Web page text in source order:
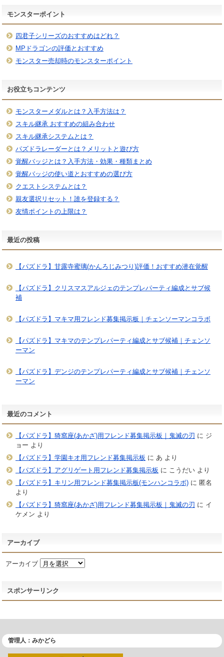
モンスターポイント
四君子シリーズのおすすめはどれ？
MPドラゴンの評価とおすすめ
モンスター売却時のモンスターポイント
お役立ちコンテンツ
モンスターメダルとは？入手方法は？
スキル継承 おすすめの組み合わせ
スキル継承システムとは？
パズドラレーダーとは？メリットと遊び方
覚醒バッジとは？入手方法・効果・種類まとめ
覚醒バッジの使い道とおすすめの選び方
クエストシステムとは？
親友選択リセット！誰を登録する？
友情ポイントの上限は？
最近の投稿
【パズドラ】甘露寺蜜璃(かんろじみつり)評価！おすすめ潜在覚醒
【パズドラ】クリスマスアルジェのテンプレパーティ編成とサブ候
補
【パズドラ】マキマ用フレンド募集掲示板｜チェンソーマンコラボ
【パズドラ】マキマのテンプレパーティ編成とサブ候補｜チェンソ
ーマン
【パズドラ】デンジのテンプレパーティ編成とサブ候補｜チェンソ
ーマン
最近のコメント
【パズドラ】猗窩座(あかざ)用フレンド募集掲示板｜鬼滅の刃 に ジ
ョー より
【パズドラ】学園キオ用フレンド募集掲示板 に あ より
【パズドラ】アグリゲート用フレンド募集掲示板 に こうだいより
【パズドラ】キリン用フレンド募集掲示板(モンハンコラボ)に 匿名
より
【パズドラ】猗窩座(あかざ)用フレンド募集掲示板｜鬼滅の刃 に イ
ケメン より
アーカイブ
アーカイブ
スポンサーリンク
管理人：みかどら